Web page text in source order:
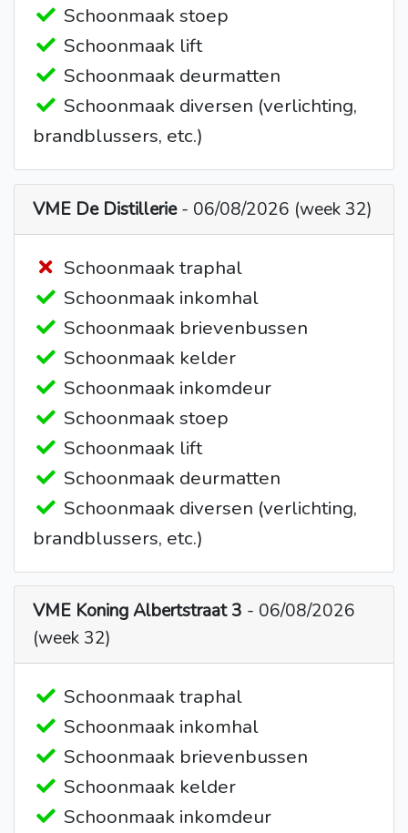
Schoonmaak stoep
Schoonmaak lift
Schoonmaak deurmatten
Schoonmaak diversen (verlichting,
brandblussers, etc.)
VME De Distillerie- 06/08/2026 (week 32)
Schoonmaak traphal
Schoonmaak inkomhal
Schoonmaak brievenbussen
Schoonmaak kelder
Schoonmaak inkomdeur
Schoonmaak stoep
Schoonmaak lift
Schoonmaak deurmatten
Schoonmaak diversen (verlichting,
brandblussers, etc.)
VME Koning Albertstraat 3 - 06/08/2026
(week 32)
Schoonmaak traphal
Schoonmaak inkomhal
Schoonmaak brievenbussen
Schoonmaak kelder
Schoonmaak inkomdeur